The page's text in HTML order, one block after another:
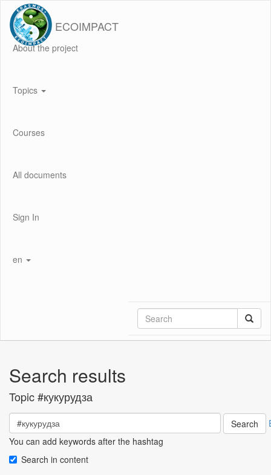
ECOIMPACT
About the project
Topics
Courses
All documents
Sign In
en
Search results
Topic#кукурудза
Search
You can add keywords after the hashtag
Search in content